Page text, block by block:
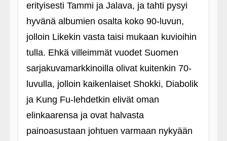
erityisesti Tammi ja Jalava, ja tahti pysyi
hyvänä albumien osalta koko 90-luvun,
jolloin Likekin vasta taisi mukaan kuvioihin
tulla. Ehkä villeimmät vuodet Suomen
sarjakuvamarkkinoilla olivat kuitenkin 70-
luvulla, jolloin kaikenlaiset Shokki, Diabolik
ja Kung Fu-lehdetkin elivät oman
elinkaarensa ja ovat halvasta
painoasustaan johtuen varmaan nykyään